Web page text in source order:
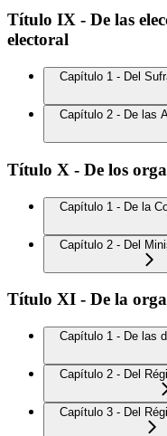
Título IX - De las
electoral
Capítulo 1 - Del
Capítulo 2 - De las
Título X - De los
Capítulo 1 - De la
Capítulo 2 - Del
Título XI - De la
Capítulo 1 - De las
Capítulo 2 - Del
Capítulo 3 - Del